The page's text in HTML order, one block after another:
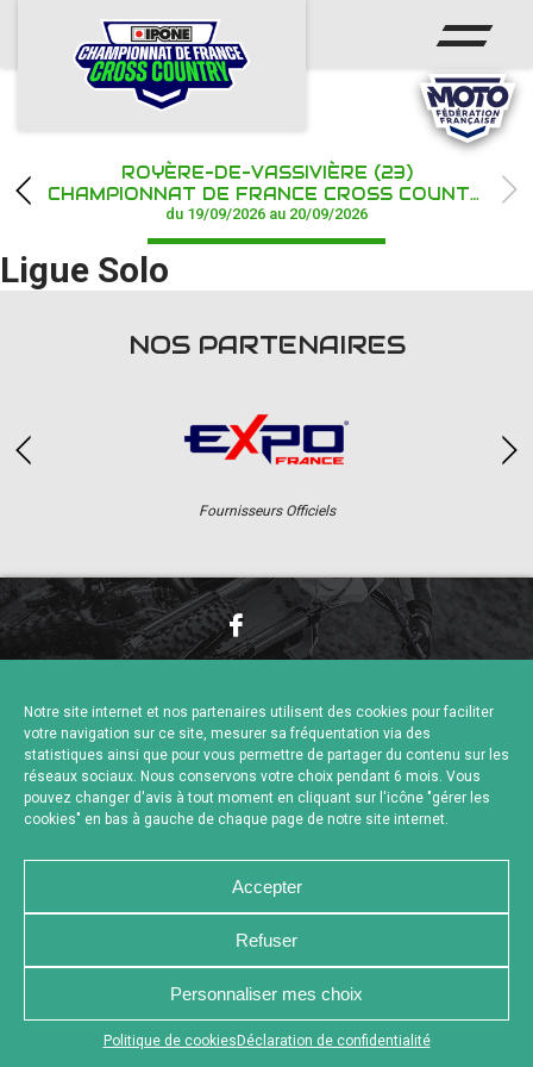
Notre site internet et nos partenaires utilisent des cookies pour faciliter
votre navigation sur ce site, mesurer sa fréquentation via des
statistiques ainsi que pour vous permettre de partager du contenu sur les
réseaux sociaux. Nous conservons votre choix pendant 6 mois. Vous
pouvez changer d'avis à tout moment en cliquant sur l'icône "gérer les
cookies" en bas à gauche de chaque page de notre site internet.
Accepter
Refuser
Personnaliser mes choix
Politique de cookies Déclaration de confidentialité
Appuyez sur le bouton partager en bas de votre
ACCUEIL
ACTUS
CHAMPIONNAT
RÉSULTATS
PHOTOS / WEB TV
PARTENAIRES
ROYÈRE-DE-VASSIVIÈRE (23)
CHAMPIONNAT DE FRANCE CROSS COUNTRY IPONE
du 19/09/2026 au 20/09/2026
Ligue Solo
NOS PARTENAIRES
Fournisseurs Officiels
DÉCLARATION DE CONFIDENTIALITÉ
RÉALISÉ PAR L’AGENCE WEB A3 WEB